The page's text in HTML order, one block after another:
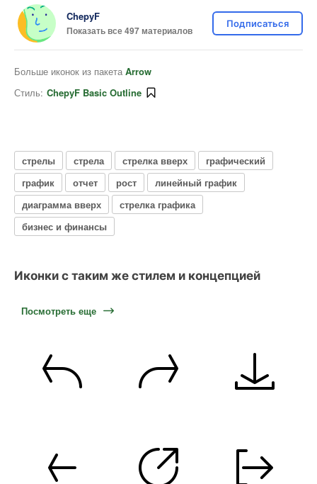
ChepyF
Показать все 497 материалов
Подписаться
Больше иконок из пакета Arrow
Стиль: ChepyF Basic Outline
стрелы стрела стрелка вверх
графический
график
отчет рост
линейный график
диаграмма вверх
стрелка графика
бизнес и финансы
Иконки с таким же стилем и концепцией
Посмотреть еще